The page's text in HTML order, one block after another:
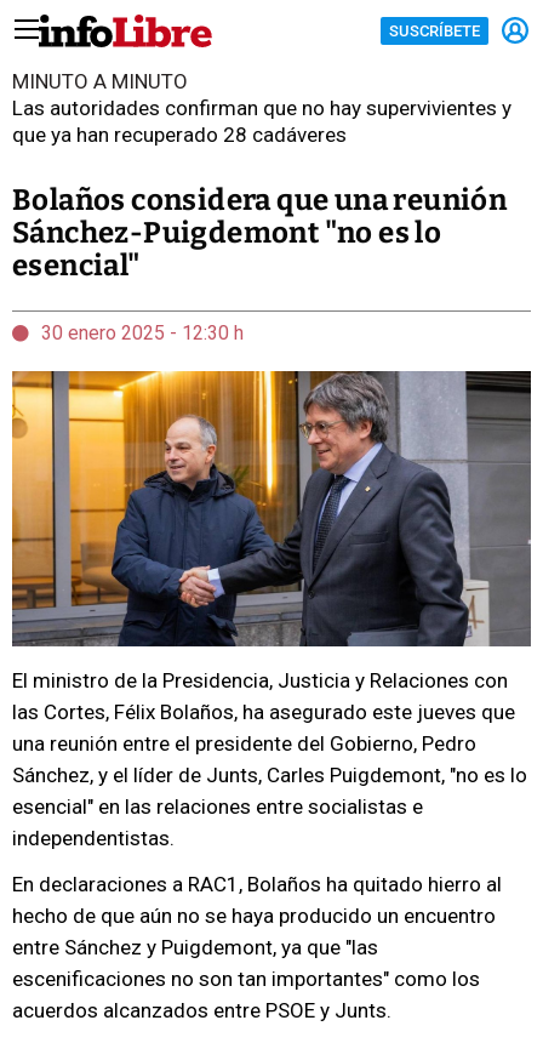
SUSCRÍBETE
MINUTO A MINUTO
Las autoridades confirman que no hay supervivientes y
que ya han recuperado 28 cadáveres
Bolaños considera que una reunión
Sánchez-Puigdemont "no es lo
esencial"
30 enero 2025 - 12:30 h
El ministro de la Presidencia, Justicia y Relaciones con
las Cortes, Félix Bolaños, ha asegurado este jueves que
una reunión entre el presidente del Gobierno, Pedro
Sánchez, y el líder de Junts, Carles Puigdemont, "no es lo
esencial" en las relaciones entre socialistas e
independentistas.
En declaraciones a RAC1, Bolaños ha quitado hierro al
hecho de que aún no se haya producido un encuentro
entre Sánchez y Puigdemont, ya que "las
escenificaciones no son tan importantes" como los
acuerdos alcanzados entre PSOE y Junts.